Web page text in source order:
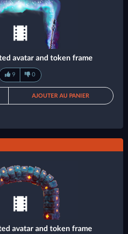
avatar and token frame
9 0
AJOUTER AU PANIER
avatar and token frame